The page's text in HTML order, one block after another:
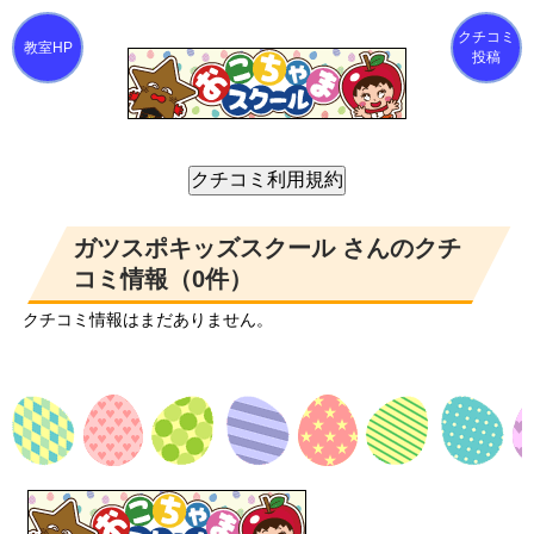
クチコミ
投稿
ガツスポキッズスクール さんのクチ
コミ情報（0件）
クチコミ情報はまだありません。